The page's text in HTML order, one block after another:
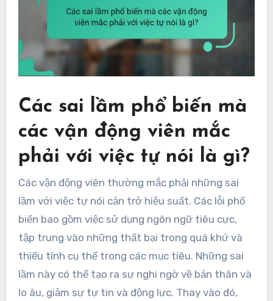
Các sai lầm phổ biến mà
các vận động viên mắc
phải với việc tự nói là gì?
Các vận động viên thường mắc phải những sai
lầm với việc tự nói cản trở hiệu suất. Các lỗi phổ
biến bao gồm việc sử dụng ngôn ngữ tiêu cực,
tập trung vào những thất bại trong quá khứ và
thiếu tính cụ thể trong các mục tiêu. Những sai
lầm này có thể tạo ra sự nghi ngờ về bản thân và
lo âu, giảm sự tự tin và động lực. Thay vào đó,